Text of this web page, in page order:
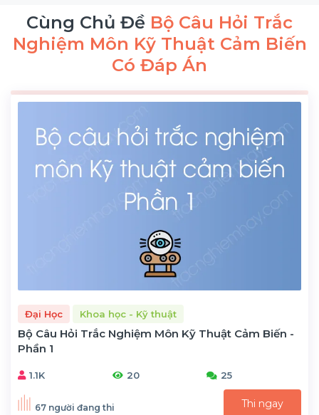
Cùng Chủ Đề Bộ Câu Hỏi Trắc
Nghiệm Môn Kỹ Thuật Cảm Biến
Có Đáp Án
Đại Học Khoa học - Kỹ thuật
Bộ Câu Hỏi Trắc Nghiệm Môn Kỹ Thuật Cảm Biến -
Phần 1
1.1K 20 25
67 người đang thi Thi ngay